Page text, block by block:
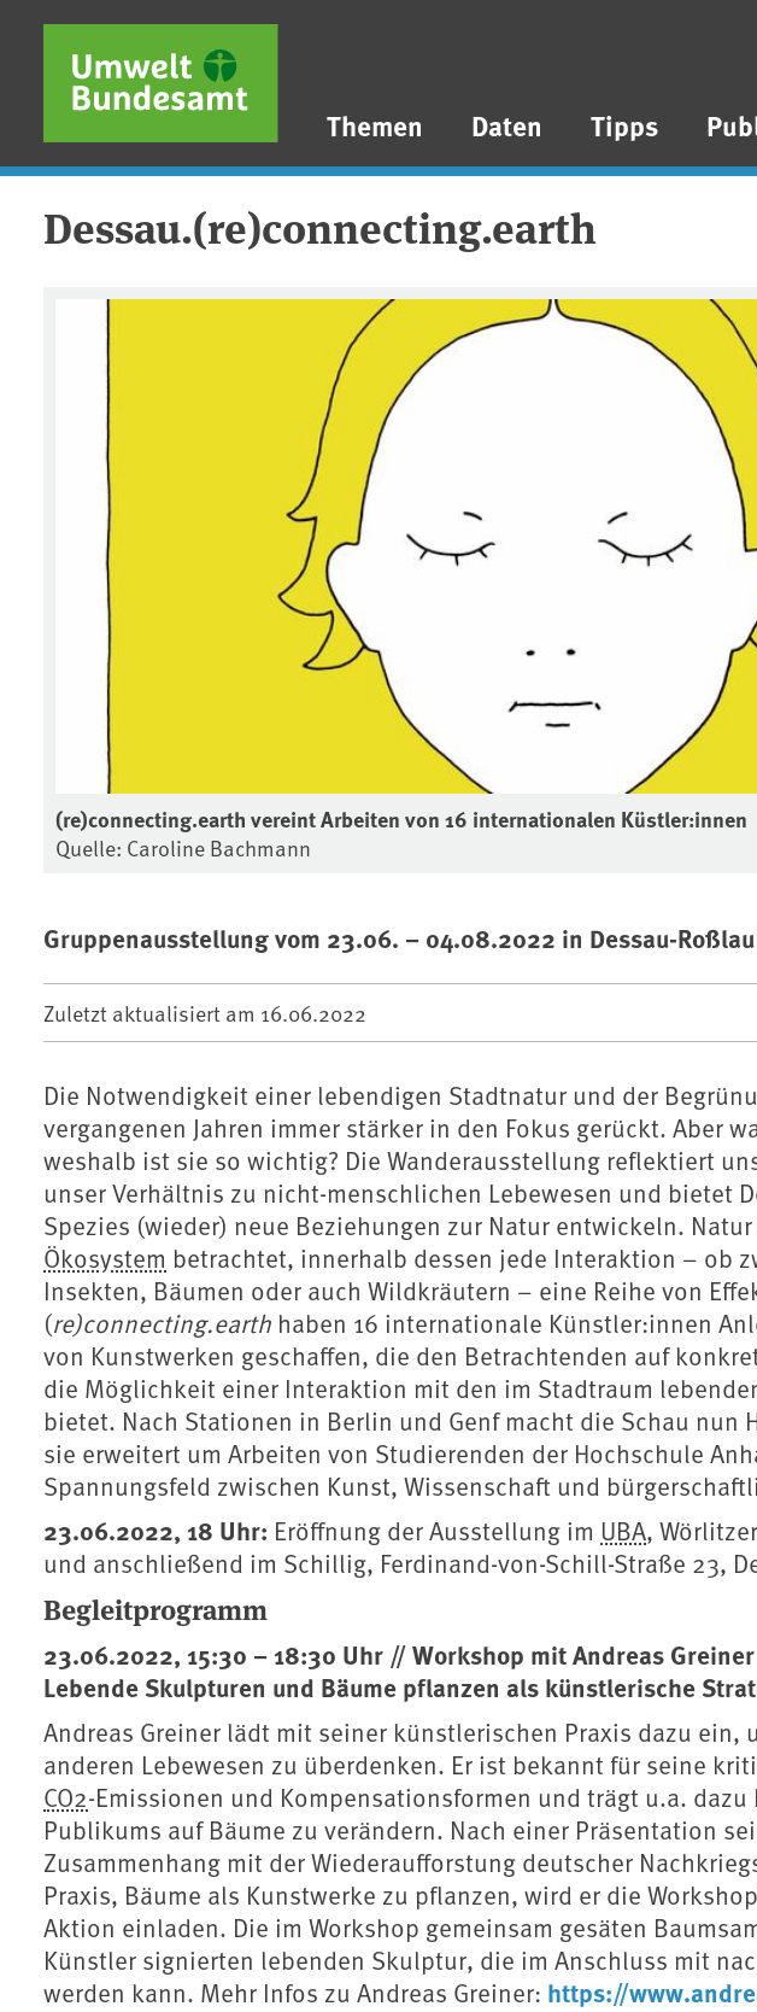
Direkt zum Inhalt
Direkt zum Hauptmenü
Direkt zur Fußzeile
Themen Daten Tipps
Dessau.(re)connecting.earth
(re)connecting.earth vereint Arbeiten von 16 internationalen Küstler:innen
Quelle: Caroline Bachmann
Gruppenausstellung vom 23.06. – 04.08.2022 in Dessau-Roßlau
Zuletzt aktualisiert am 16.06.2022
Die Notwendigkeit einer lebendigen Stadtnatur und der
vergangenen Jahren immer stärker in den Fokus gerückt. Aber
weshalb ist sie so wichtig? Die Wanderausstellung reflektiert
unser Verhältnis zu nicht-menschlichen Lebewesen und bietet
Spezies (wieder) neue Beziehungen zur Natur entwickeln.
Ökosystem betrachtet, innerhalb dessen jede Interaktion – ob
Insekten, Bäumen oder auch Wildkräutern – eine Reihe von
(re)connecting.earth haben 16 internationale Künstler:innen
von Kunstwerken geschaffen, die den Betrachtenden auf
die Möglichkeit einer Interaktion mit den im Stadtraum
bietet. Nach Stationen in Berlin und Genf macht die Schau nun
sie erweitert um Arbeiten von Studierenden der Hochschule
Spannungsfeld zwischen Kunst, Wissenschaft und
23.06.2022, 18 Uhr: Eröffnung der Ausstellung im UBA,
und anschließend im Schillig, Ferdinand-von-Schill-Straße 23,
Begleitprogramm
23.06.2022, 15:30 – 18:30 Uhr // Workshop mit Andreas Greiner
Lebende Skulpturen und Bäume pflanzen als künstlerische
Andreas Greiner lädt mit seiner künstlerischen Praxis dazu ein,
anderen Lebewesen zu überdenken. Er ist bekannt für seine
CO2-Emissionen und Kompensationsformen und trägt u.a.
Publikums auf Bäume zu verändern. Nach einer Präsentation
Zusammenhang mit der Wiederaufforstung deutscher
Praxis, Bäume als Kunstwerke zu pflanzen, wird er die
Aktion einladen. Die im Workshop gemeinsam gesäten
Künstler signierten lebenden Skulptur, die im Anschluss mit
werden kann. Mehr Infos zu Andreas Greiner: https://